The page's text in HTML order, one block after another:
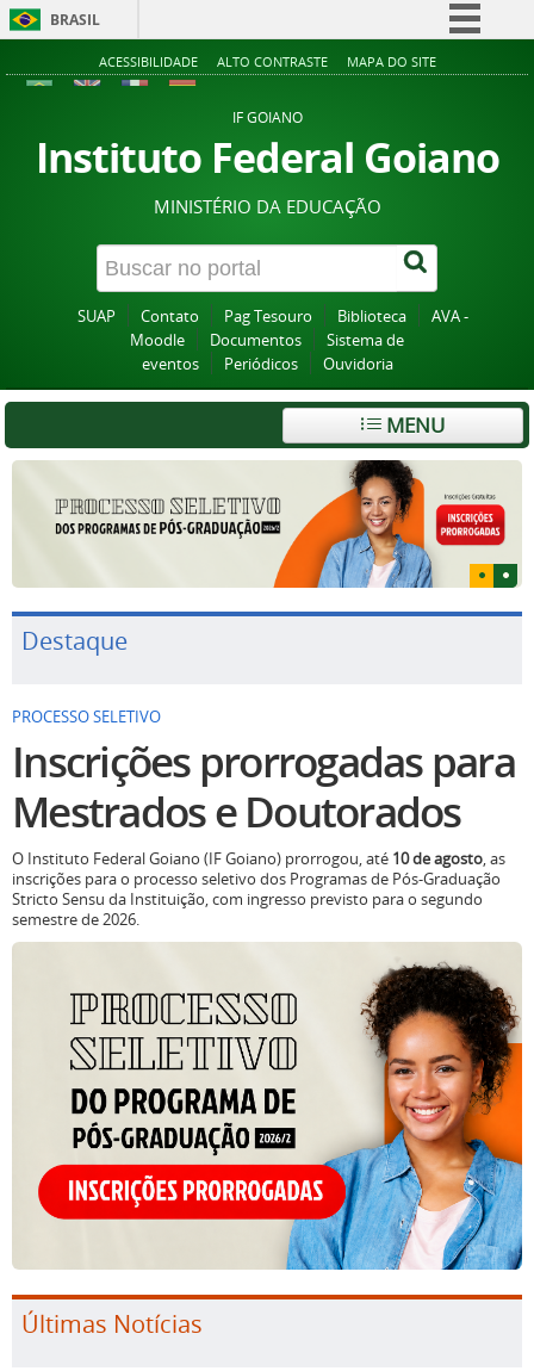
BRASIL
Simplifique!
Acesso à informação
Legislação
Canais
ACESSIBILIDADE ALTO CONTRASTE MAPA DO SITE
IF GOIANO
Instituto Federal Goiano
MINISTÉRIO DA EDUCAÇÃO
SUAP Contato Pag Tesouro Biblioteca
AVA -
Moodle
Documentos
Sistema de
eventos
Periódicos Ouvidoria
MENU
Destaque
PROCESSO SELETIVO
Inscrições prorrogadas para
Mestrados e Doutorados
O Instituto Federal Goiano (IF Goiano) prorrogou, até 10 de agosto, as
inscrições para o processo seletivo dos Programas de Pós-Graduação
Stricto Sensu da Instituição, com ingresso previsto para o segundo
semestre de 2026.
Últimas Notícias